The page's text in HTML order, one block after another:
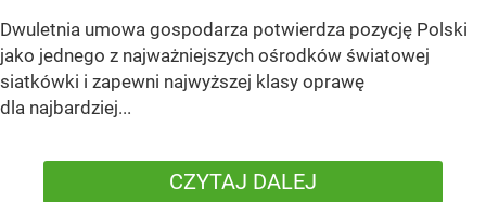
Dwuletnia umowa gospodarza potwierdza pozycję Polski
jako jednego z najważniejszych ośrodków światowej
siatkówki i zapewni najwyższej klasy oprawę
dla najbardziej...
CZYTAJ DALEJ